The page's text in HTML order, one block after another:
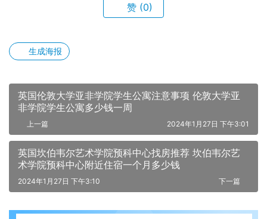
赞 (0)
生成海报
英国伦敦大学亚非学院学生公寓注意事项 伦敦大学亚
非学院学生公寓多少钱一周
上一篇 2024年1月27日 下午3:01
英国坎伯韦尔艺术学院预科中心找房推荐 坎伯韦尔艺
术学院预科中心附近住宿一个月多少钱
下一篇
2024年1月27日 下午3:10